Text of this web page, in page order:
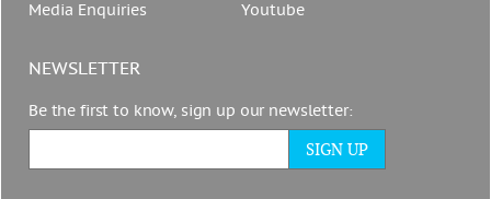
Media Enquiries
Youtube
NEWSLETTER
Be the first to know, sign up our newsletter: